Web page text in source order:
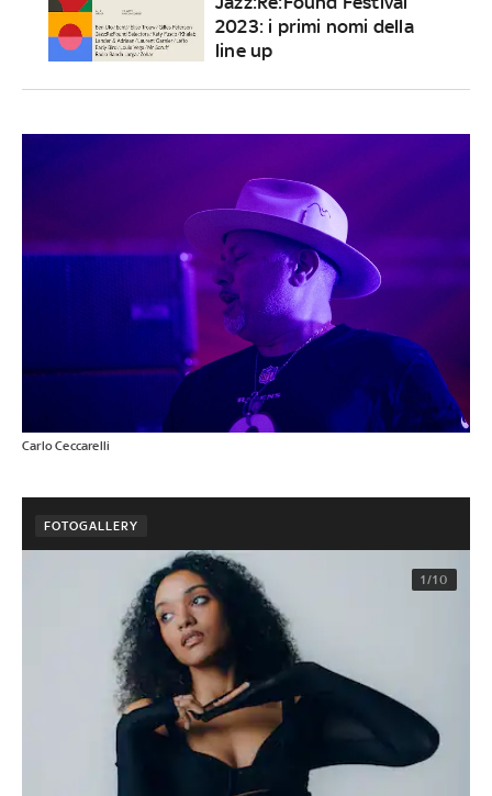
2023: i primi nomi della
line up
Carlo Ceccarelli
FOTOGALLERY
1/10